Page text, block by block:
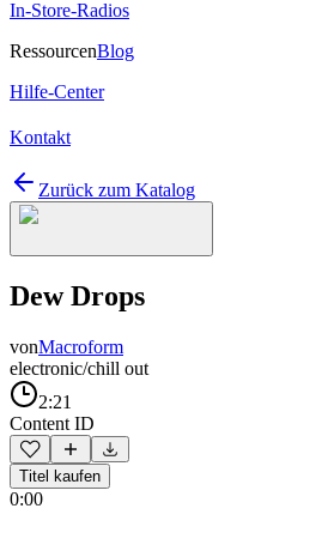
In-Store-Radios
RessourcenBlog
Hilfe-Center
Kontakt
Zurück zum Katalog
Dew Drops
vonMacroform
electronic/chill out
2:21
Content ID
Titel kaufen
0:00